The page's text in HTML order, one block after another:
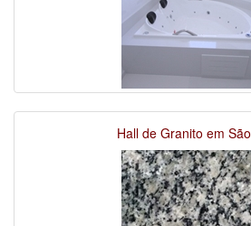
Hall de Granito em